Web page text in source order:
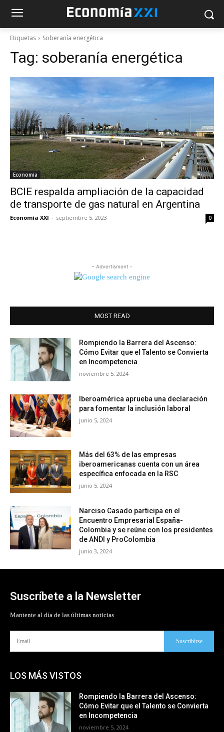
Etiquetas Soberanía energética
Tag: soberanía energética
Economía
BCIE respalda ampliación de la capacidad
de transporte de gas natural en Argentina
Economía XXI - septiembre 5, 2023 0
- Advertisment -
MOST READ
Rompiendo la Barrera del Ascenso:
Cómo Evitar que el Talento se Convierta
en Incompetencia
noviembre 5, 2024
Iberoamérica aprueba una declaración
para fomentar la inclusión laboral
junio 5, 2024
Más del 63% de las empresas
iberoamericanas cuenta con un área
específica enfocada en la RSC
junio 5, 2024
Narciso Casado participa en el
Encuentro Empresarial España-
Colombia y se reúne con los presidentes
de ANDI y ProColombia
junio 3, 2024
Suscríbete a la Newsletter
Mantente al día de las últimas noticias
Suscribirse
LOS MÁS VISTOS
Rompiendo la Barrera del Ascenso:
Cómo Evitar que el Talento se Convierta
en Incompetencia
noviembre 5, 2024